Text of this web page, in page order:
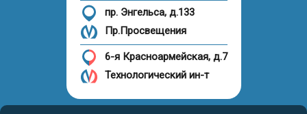
Санкт-Петербурге можно в клинике «Магнит». В
центре проводят диагностику на оборудовании
последнего поколения с использованием контраста.
Информацию о предварительной записи и ценах
уточняйте у администратора по телефону. Адрес: СПБ,
6-ая Красноармейская, д. 7.
пр. Энгельса, д.133
Пр.Просвещения
6-я Красноармейская, д.7
Технологический ин-т